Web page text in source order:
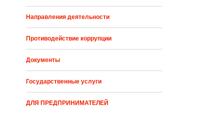
Направления деятельности
Противодействие коррупции
Документы
Государственные услуги
ДЛЯ ПРЕДПРИНИМАТЕЛЕЙ